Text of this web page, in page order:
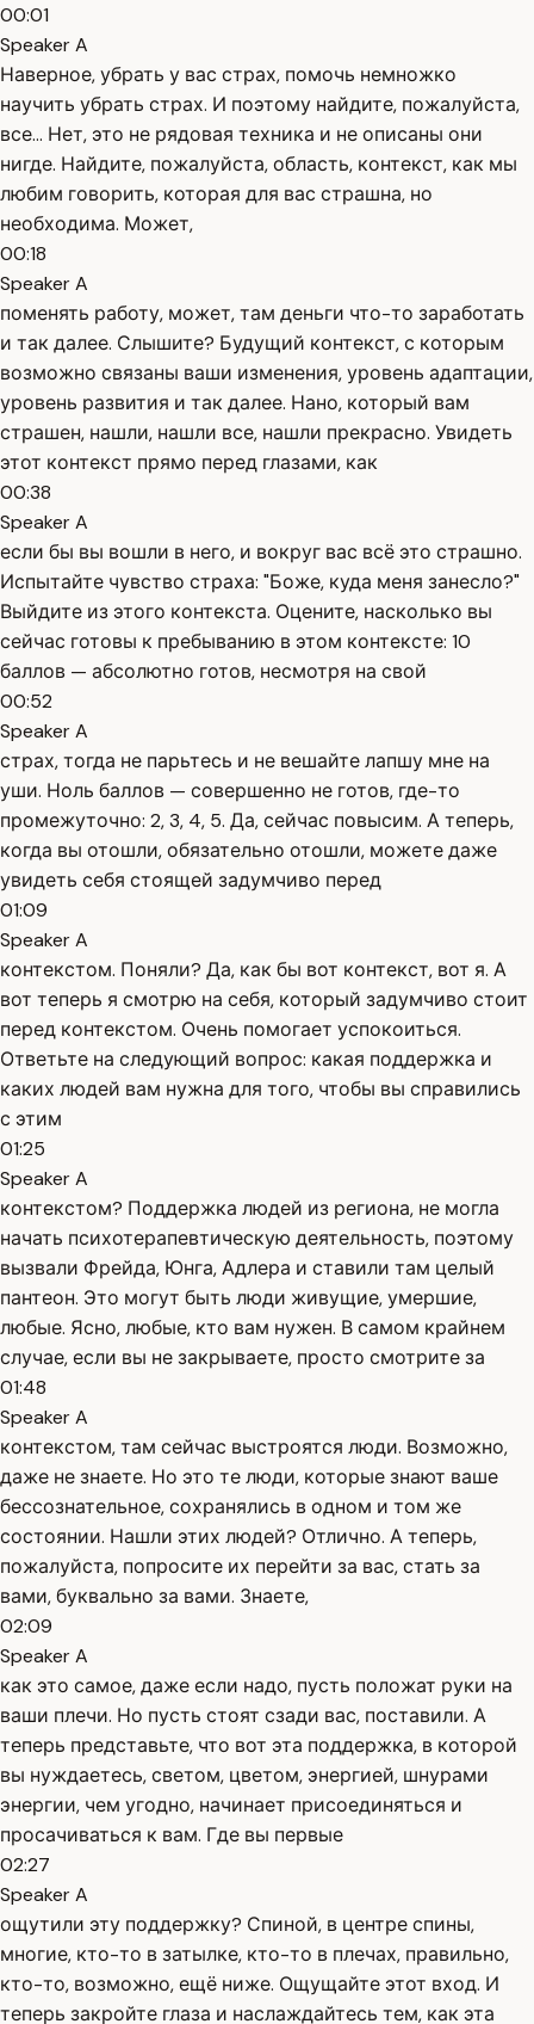
00:01
Speaker A
Наверное, убрать у вас страх, помочь немножко
научить убрать страх. И поэтому найдите, пожалуйста,
все... Нет, это не рядовая техника и не описаны они
нигде. Найдите, пожалуйста, область, контекст, как мы
любим говорить, которая для вас страшна, но
необходима. Может,
00:18
Speaker A
поменять работу, может, там деньги что-то заработать
и так далее. Слышите? Будущий контекст, с которым
возможно связаны ваши изменения, уровень адаптации,
уровень развития и так далее. Нано, который вам
страшен, нашли, нашли все, нашли прекрасно. Увидеть
этот контекст прямо перед глазами, как
00:38
Speaker A
если бы вы вошли в него, и вокруг вас всё это страшно.
Испытайте чувство страха: "Боже, куда меня занесло?"
Выйдите из этого контекста. Оцените, насколько вы
сейчас готовы к пребыванию в этом контексте: 10
баллов — абсолютно готов, несмотря на свой
00:52
Speaker A
страх, тогда не парьтесь и не вешайте лапшу мне на
уши. Ноль баллов — совершенно не готов, где-то
промежуточно: 2, 3, 4, 5. Да, сейчас повысим. А теперь,
когда вы отошли, обязательно отошли, можете даже
увидеть себя стоящей задумчиво перед
01:09
Speaker A
контекстом. Поняли? Да, как бы вот контекст, вот я. А
вот теперь я смотрю на себя, который задумчиво стоит
перед контекстом. Очень помогает успокоиться.
Ответьте на следующий вопрос: какая поддержка и
каких людей вам нужна для того, чтобы вы справились
с этим
01:25
Speaker A
контекстом? Поддержка людей из региона, не могла
начать психотерапевтическую деятельность, поэтому
вызвали Фрейда, Юнга, Адлера и ставили там целый
пантеон. Это могут быть люди живущие, умершие,
любые. Ясно, любые, кто вам нужен. В самом крайнем
случае, если вы не закрываете, просто смотрите за
01:48
Speaker A
контекстом, там сейчас выстроятся люди. Возможно,
даже не знаете. Но это те люди, которые знают ваше
бессознательное, сохранялись в одном и том же
состоянии. Нашли этих людей? Отлично. А теперь,
пожалуйста, попросите их перейти за вас, стать за
вами, буквально за вами. Знаете,
02:09
Speaker A
как это самое, даже если надо, пусть положат руки на
ваши плечи. Но пусть стоят сзади вас, поставили. А
теперь представьте, что вот эта поддержка, в которой
вы нуждаетесь, светом, цветом, энергией, шнурами
энергии, чем угодно, начинает присоединяться и
просачиваться к вам. Где вы первые
02:27
Speaker A
ощутили эту поддержку? Спиной, в центре спины,
многие, кто-то в затылке, кто-то в плечах, правильно,
кто-то, возможно, ещё ниже. Ощущайте этот вход. И
теперь закройте глаза и наслаждайтесь тем, как эта